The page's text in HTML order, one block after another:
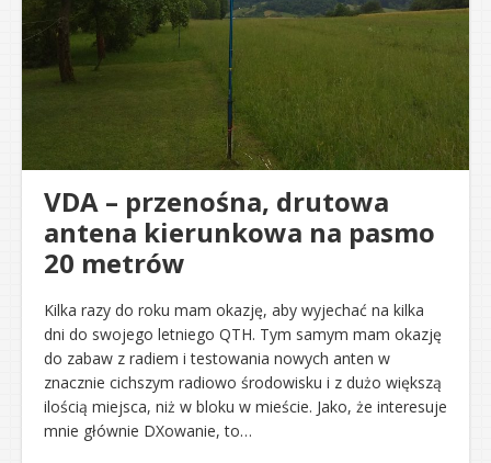
VDA – przenośna, drutowa
antena kierunkowa na pasmo
20 metrów
Kilka razy do roku mam okazję, aby wyjechać na kilka
dni do swojego letniego QTH. Tym samym mam okazję
do zabaw z radiem i testowania nowych anten w
znacznie cichszym radiowo środowisku i z dużo większą
ilością miejsca, niż w bloku w mieście. Jako, że interesuje
mnie głównie DXowanie, to…